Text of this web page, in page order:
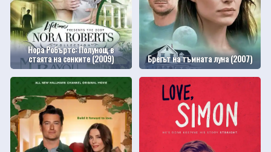
Нора Робъртс: Полунощ в
стаята на сенките (2009) Брегът на тъмната луна (2007)